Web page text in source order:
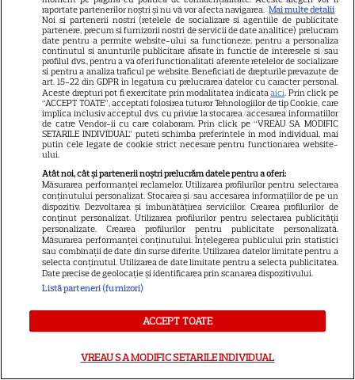
14
Elon Musk, atac la adresa
regizorului premiat cu Oscar
care a realizat documentarul
despre viața sa. Filmul are 232
de minute
3
VEDETE STRĂINE
Marvel are un nou Black
Panther. David Jonsson preia
moștenirea lui Chadwick
Boseman
VEDETE STRĂINE
Ryan Gosling este noul Ghost
Anunțul făcut la Comic-Con i-
raportate partenerilor noștri și nu vă vor afecta navigarea. Mai multe detalii
Noi si partenerii nostri (retelele de socializare si agentiile de publicitate
partenere, precum si furnizorii nostri de servicii de date analitice) prelucram
date pentru a permite website-ului sa functioneze, pentru a personaliza
continutul si anunturile publicitare afisate in functie de interesele si/sau
profilul dvs., pentru a va oferi functionalitati aferente retelelor de socializare
si pentru a analiza traficul pe website. Beneficiati de drepturile prevazute de
art. 15-22 din GDPR in legatura cu prelucrarea datelor cu caracter personal.
Aceste drepturi pot fi exercitate prin modalitatea indicataaici. Prin click pe
“ACCEPT TOATE”, acceptati folosirea tuturor Tehnologiilor de tip Cookie, care
implica inclusiv acceptul dvs. cu privire la stocarea/accesarea informatiilor
de catre Vendor-ii cu care colaboram. Prin click pe “VREAU SA MODIFIC
SETARILE INDIVIDUAL” puteti schimba preferintele in mod individual, mai
putin cele legate de cookie strict necesare pentru functionarea website-
ului.
Atât noi, cât și partenerii noștri prelucrăm datele pentru a oferi:
Măsurarea performanței reclamelor. Utilizarea profilurilor pentru selectarea
conținutului personalizat. Stocarea și/sau accesarea informațiilor de pe un
dispozitiv. Dezvoltarea și îmbunătățirea serviciilor. Crearea profilurilor de
conținut personalizat. Utilizarea profilurilor pentru selectarea publicității
personalizate. Crearea profilurilor pentru publicitate personalizată.
Măsurarea performanței conținutului. Înțelegerea publicului prin statistici
sau combinații de date din surse diferite. Utilizarea datelor limitate pentru a
selecta conținutul. Utilizarea de date limitate pentru a selecta publicitatea.
Date precise de geolocație și identificarea prin scanarea dispozitivului.
Listă parteneri (furnizori)
ACCEPT TOATE
VREAU SA MODIFIC SETARILE INDIVIDUAL